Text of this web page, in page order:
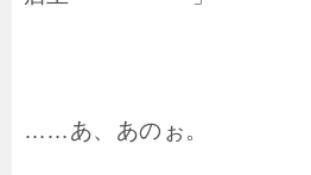
……あ、あのぉ。